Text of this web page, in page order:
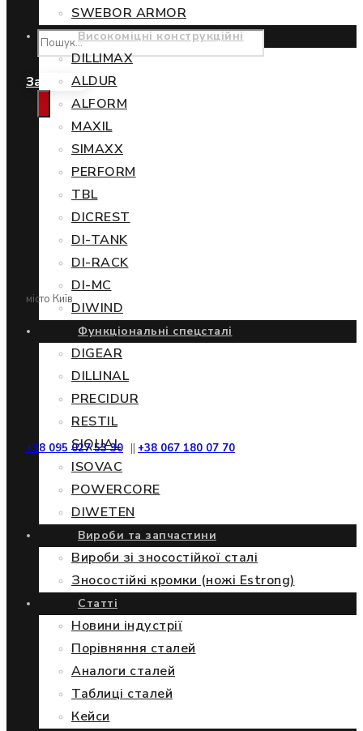
Замовити
місто Київ
+38 095 027 53 30 || +38 067 180 07 70
SWEBOR ARMOR
Високоміцні конструкційні
DILLIMAX
ALDUR
ALFORM
MAXIL
SIMAXX
PERFORM
TBL
DICREST
DI-TANK
DI-RACK
DI-MC
DIWIND
Функціональні спецсталі
DIGEAR
DILLINAL
PRECIDUR
RESTIL
SIQUAL
ISOVAC
POWERCORE
DIWETEN
Вироби та запчастини
Вироби зі зносостійкої сталі
Зносостійкі кромки (ножі Estrong)
Статті
Новини індустрії
Порівняння сталей
Аналоги сталей
Таблиці сталей
Кейси